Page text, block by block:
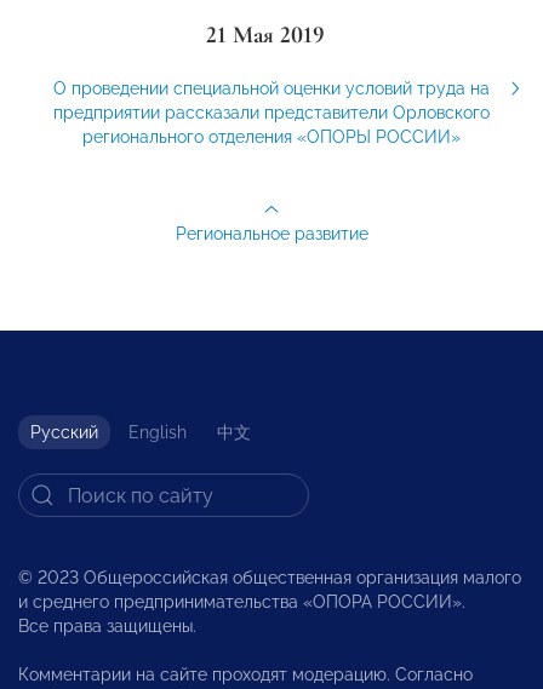
21 Мая 2019
О проведении специальной оценки условий труда на
предприятии рассказали представители Орловского
регионального отделения «ОПОРЫ РОССИИ»
Региональное развитие
Русский English 中文
© 2023 Общероссийская общественная организация малого
и среднего предпринимательства «ОПОРА РОССИИ».
Все права защищены.
Комментарии на сайте проходят модерацию. Согласно